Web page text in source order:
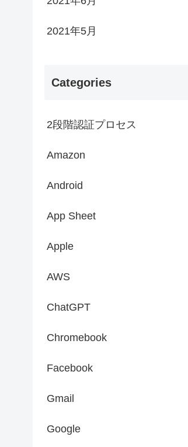
2021年5月
Categories
2段階認証プロセス
Amazon
Android
App Sheet
Apple
AWS
ChatGPT
Chromebook
Facebook
Gmail
Google